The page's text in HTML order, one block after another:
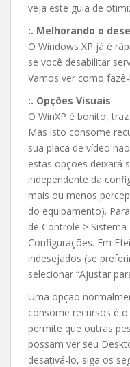
veja este guia de
:. Melhorando o
O Windows XP já é
se você desabilitar
Vamos ver como
:. Opções Visuais
O WinXP é bonito,
Mas isto consome
sua placa de vídeo
estas opções deixará
independente da
mais ou menos
do equipamento).
de Controle >
Configurações. Em
indesejados (se
selecionar “Ajustar
Uma opção
consome recursos é
permite que outras
possam ver seu
desativá-lo, siga os